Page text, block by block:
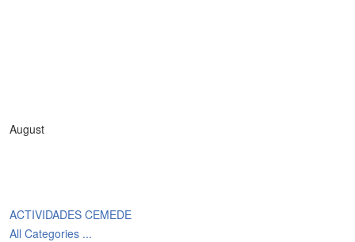
August
ACTIVIDADES CEMEDE
All Categories ...